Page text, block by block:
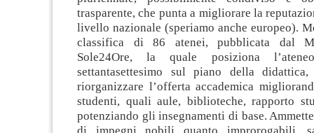
trasparente, che punta a migliorare la
livello nazionale (speriamo anche europeo).
classifica di 86 atenei, pubblicata dal
Sole24Ore, la quale posiziona
settantasettesimo sul piano della
riorganizzare l’offerta accademica
studenti, quali aule, biblioteche, rapporto
potenziando gli insegnamenti di base.